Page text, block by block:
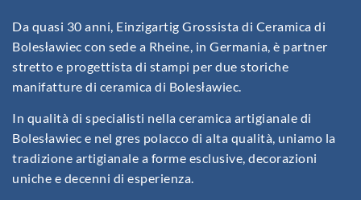
Da quasi 30 anni, Einzigartig Grossista di Ceramica di
Bolesławiec con sede a Rheine, in Germania, è partner
stretto e progettista di stampi per due storiche
manifatture di ceramica di Bolesławiec.
In qualità di specialisti nella ceramica artigianale di
Bolesławiec e nel gres polacco di alta qualità, uniamo la
tradizione artigianale a forme esclusive, decorazioni
uniche e decenni di esperienza.